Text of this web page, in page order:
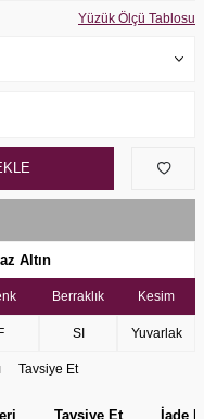
Yüzük Ölçü Tablosu
Altın
F
Berraklık
SI
Kesim
Yuvarlak
Tavsiye Et
Tavsiye Et İade